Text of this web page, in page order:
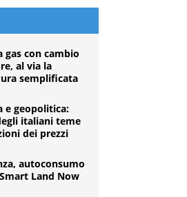
gas con cambio
al via la
semplificata
e geopolitica:
italiani teme
dei prezzi
autoconsumo
Smart Land Now